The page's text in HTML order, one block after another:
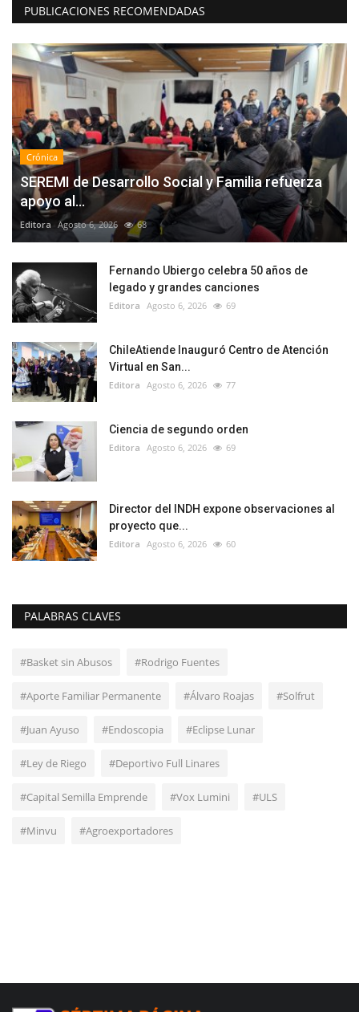
PUBLICACIONES RECOMENDADAS
Crónica
SEREMI de Desarrollo Social y Familia refuerza
apoyo al...
Editora Agosto 6, 2026 68
Fernando Ubiergo celebra 50 años de
legado y grandes canciones
Editora Agosto 6, 2026 69
ChileAtiende Inauguró Centro de Atención
Virtual en San...
Editora Agosto 6, 2026 77
Ciencia de segundo orden
Editora Agosto 6, 2026 69
Director del INDH expone observaciones al
proyecto que...
Editora Agosto 6, 2026 60
PALABRAS CLAVES
#Basket sin Abusos #Rodrigo Fuentes
#Aporte Familiar Permanente #Álvaro Roajas #Solfrut
#Juan Ayuso #Endoscopia #Eclipse Lunar
#Ley de Riego #Deportivo Full Linares
#Capital Semilla Emprende #Vox Lumini #ULS
#Minvu #Agroexportadores